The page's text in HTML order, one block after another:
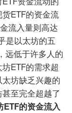
ETF的资金流
流入量则高达
是以太坊的五
远低于许多人的
ETF的需求超
坊缺乏兴趣的
至完全超越了
ETF的资金流入